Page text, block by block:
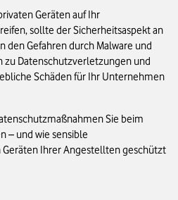
Geräten auf Ihr
sollte der Sicherheitsaspekt an
den Gefahren durch Malware und
zu Datenschutzverletzungen und
Schäden für Ihr Unternehmen
Sie beim
– und wie sensible
Ihrer Angestellten geschützt